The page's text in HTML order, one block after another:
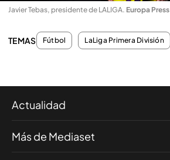
Javier Tebas, presidente de LALIGA. Europa Press
TEMAS Fútbol LaLiga Primera División
Actualidad
Más de Mediaset